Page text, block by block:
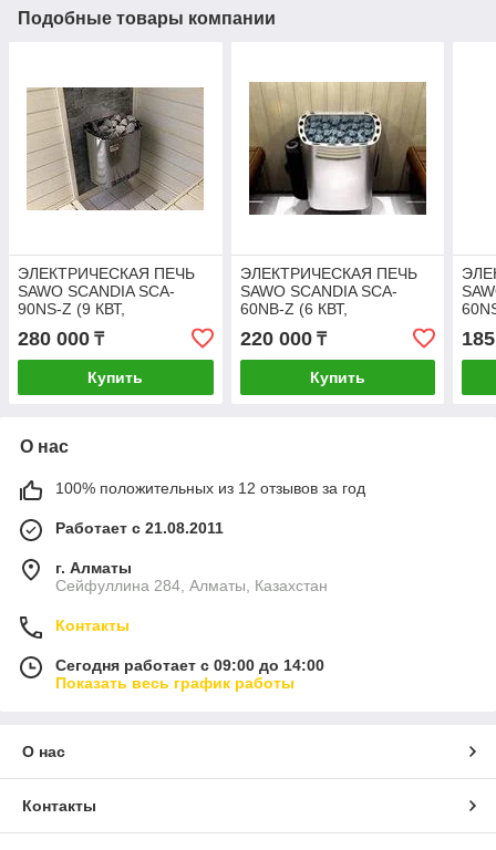
Подобные товары компании
ЭЛЕКТРИЧЕСКАЯ ПЕЧЬ
SAWO SCANDIA SCA-
90NS-Z (9 КВТ,
ВЫНОСНОЙ ПУЛЬТ,
ВНУТРИ ОЦИНКОВКА,
СНАРУЖИ НЕРЖАВЕЙКА)
280 000 ₸
Купить
ЭЛЕКТРИЧЕСКАЯ ПЕЧЬ
SAWO SCANDIA SCA-
60NB-Z (6 КВТ,
ВСТРОЕННЫЙ ПУЛЬТ,
ВНУТРИ ОЦИНКОВКА,
СНАРУЖИ НЕРЖАВЕЙКА)
220 000₸
Купить
О нас
100% положительных из 12 отзывов за год
Работает с 21.08.2011
г. Алматы
Сейфуллина 284, Алматы, Казахстан
Контакты
Сегодня работает с 09:00 до 14:00
Показать весь график работы
О нас
Контакты